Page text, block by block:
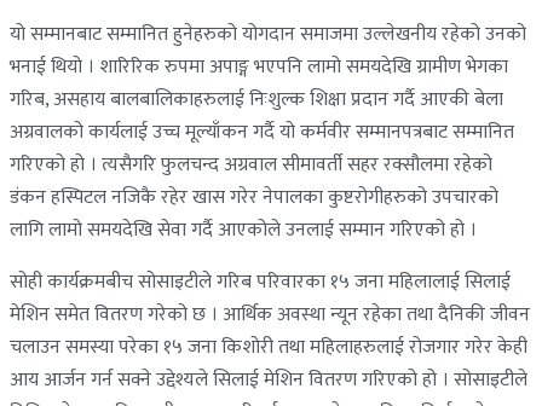
यो सम्मानबाट सम्मानित हुनेहरुको योगदान समाजमा उल्लेखनीय रहेको उनको
भनाई थियो । शारिरिक रुपमा अपाङ्ग भएपनि लामो समयदेखि ग्रामीण भेगका
गरिब, असहाय बालबालिकाहरुलाई निःशुल्क शिक्षा प्रदान गर्दै आएकी बेला
अग्रवालको कार्यलाई उच्च मूल्याँकन गर्दै यो कर्मवीर सम्मानपत्रबाट सम्मानित
गरिएको हो । त्यसैगरि फुलचन्द अग्रवाल सीमावर्ती सहर रक्सौलमा रहेको
डंकन हस्पिटल नजिकै रहेर खास गरेर नेपालका कुष्टरोगीहरुको उपचारको
लागि लामो समयदेखि सेवा गर्दै आएकोले उनलाई सम्मान गरिएको हो ।
सोही कार्यक्रमबीच सोसाइटीले गरिब परिवारका १५ जना महिलालाई सिलाई
मेशिन समेत वितरण गरेको छ । आर्थिक अवस्था न्यून रहेका तथा दैनिकी जीवन
चलाउन समस्या परेका १५ जना किशोरी तथा महिलाहरुलाई रोजगार गरेर केही
आय आर्जन गर्न सक्ने उद्देश्यले सिलाई मेशिन वितरण गरिएको हो । सोसाइटीले